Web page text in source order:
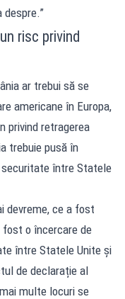
risc privind
ar trebui să se
americane în Europa,
privind retragerea
trebuie pusă în
între Statele
devreme, ce a fost
o încercare de
între Statele Unite și
de declarație al
multe locuri se